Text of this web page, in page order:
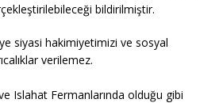
bildirilmiştir.
siyasi hakimiyetimizi ve sosyal
verilemez.
ve Islahat Fermanlarında olduğu gibi